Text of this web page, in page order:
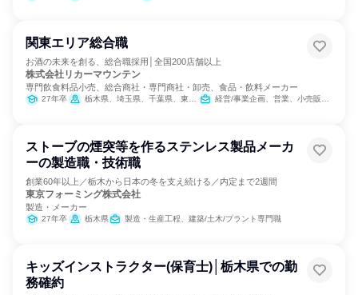
関東エリア総合職
お酒の未来を創る、総合職採用│全国200店舗以上
株式会社リカーマウンテン
専門飲食料品小売、総合商社・専門商社・卸売、食品・飲料メーカー
27年卒 栃木県、埼玉県、千葉県、東京都、神奈川県 経営/事業企画、営業、小売販売/流通、SCM/生産管理/購買/物流、交通/運輸、商品企画、マーケティング・広告・宣伝
ストーブの煙突等を作るステンレス製品メーカ
ーの製造職・技術職
創業60年以上／栃木から日本の冬を支え続ける／内定まで2週間
東京フォーミング株式会社
製造・メーカー
27年卒 栃木県 製造・生産工程、建築/土木/プラント専門職
キッズインストラクター(保育士)│栃木県での勤
務確約